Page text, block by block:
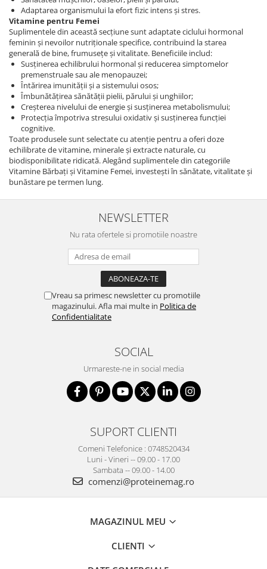
Adaptarea organismului la efort fizic intens și stres.
Vitamine pentru Femei
Suplimentele din această secțiune sunt adaptate ciclului hormonal
feminin și nevoilor nutriționale specifice, contribuind la starea
generală de bine, frumusețe și vitalitate. Beneficiile includ:
Susținerea echilibrului hormonal și reducerea simptomelor
premenstruale sau ale menopauzei;
Întărirea imunității și a sistemului osos;
Îmbunătățirea sănătății pielii, părului și unghiilor;
Creșterea nivelului de energie și susținerea metabolismului;
Protecția împotriva stresului oxidativ și susținerea funcției
cognitive.
Toate produsele sunt selectate cu atenție pentru a oferi doze
echilibrate de vitamine, minerale și extracte naturale, cu
biodisponibilitate ridicată. Alegând suplimentele din categoriile
Vitamine Bărbați și Vitamine Femei, investești în sănătate, vitalitate și
bunăstare pe termen lung.
NEWSLETTER
Nu rata ofertele si promotiile noastre
Vreau sa primesc newsletter cu promotiile
magazinului. Afla mai multe in Politica de
Confidentialitate
SOCIAL
Urmareste-ne in social media
SUPORT CLIENTI
Comeni Telefonice : 0748520434
Luni - Vineri -- 09.00 - 17.00
Sambata -- 09.00 - 14.00
comenzi@proteinemag.ro
MAGAZINUL MEU
CLIENTI